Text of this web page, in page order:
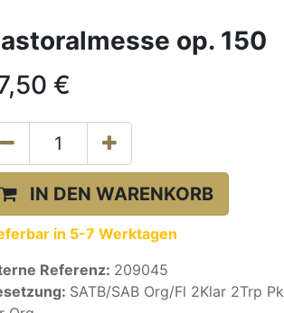
op. 150
€
IN DEN WARENKORB
in 5-7 Werktagen
Referenz: 209045
SATB/SAB Org/Fl 2Klar 2Trp Pk